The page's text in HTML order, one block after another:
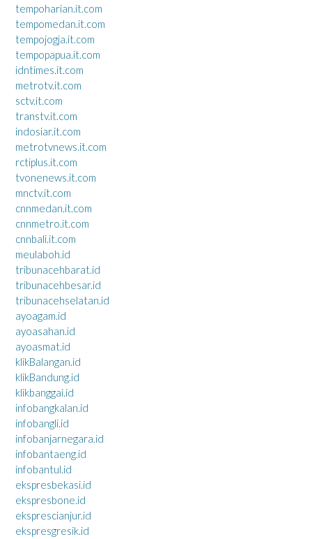
tempoharian.it.com
tempomedan.it.com
tempojogja.it.com
tempopapua.it.com
idntimes.it.com
metrotv.it.com
sctv.it.com
transtv.it.com
indosiar.it.com
metrotvnews.it.com
rctiplus.it.com
tvonenews.it.com
mnctv.it.com
cnnmedan.it.com
cnnmetro.it.com
cnnbali.it.com
meulaboh.id
tribunacehbarat.id
tribunacehbesar.id
tribunacehselatan.id
ayoagam.id
ayoasahan.id
ayoasmat.id
klikBalangan.id
klikBandung.id
klikbanggai.id
infobangkalan.id
infobangli.id
infobanjarnegara.id
infobantaeng.id
infobantul.id
ekspresbekasi.id
ekspresbone.id
eksprescianjur.id
ekspresgresik.id